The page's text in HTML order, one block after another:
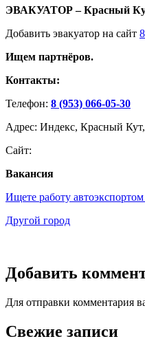
ЭВАКУАТОР – Красный
Добавить эвакуатор на сайт
Ищем партнёров.
Контакты:
Телефон: 8 (953) 066-05-30
Адрес: Индекс, Красный Кут,
Сайт:
Вакансия
Ищете работу
Другой город
Добавить
Для отправки комментария
Свежие записи